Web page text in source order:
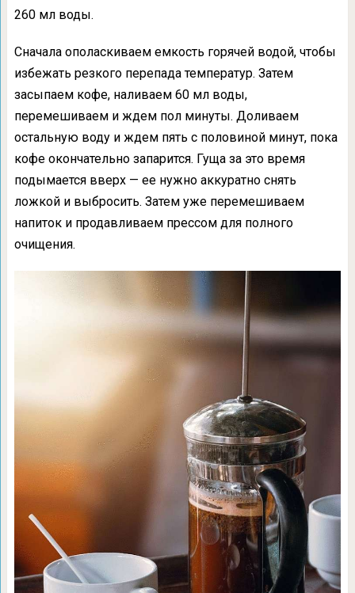
260 мл воды.
Сначала ополаскиваем емкость горячей водой, чтобы
избежать резкого перепада температур. Затем
засыпаем кофе, наливаем 60 мл воды,
перемешиваем и ждем пол минуты. Доливаем
остальную воду и ждем пять с половиной минут, пока
кофе окончательно запарится. Гуща за это время
подымается вверх — ее нужно аккуратно снять
ложкой и выбросить. Затем уже перемешиваем
напиток и продавливаем прессом для полного
очищения.